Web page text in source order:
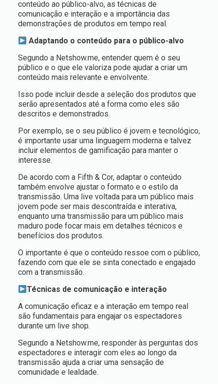
conteúdo ao público-alvo, as técnicas de
comunicação e interação e a importância das
demonstrações de produtos em tempo real.
Adaptando o conteúdo para o público-alvo
Segundo a Netshow.me, entender quem é o seu
público e o que ele valoriza pode ajudar a criar um
conteúdo mais relevante e envolvente.
Isso pode incluir desde a seleção dos produtos que
serão apresentados até a forma como eles são
descritos e demonstrados.
Por exemplo, se o seu público é jovem e tecnológico,
é importante usar uma linguagem moderna e talvez
incluir elementos de gamificação para manter o
interesse.
De acordo com a Fifth & Cor, adaptar o conteúdo
também envolve ajustar o formato e o estilo da
transmissão. Uma live voltada para um público mais
jovem pode ser mais descontraída e interativa,
enquanto uma transmissão para um público mais
maduro pode focar mais em detalhes técnicos e
benefícios dos produtos.
O importante é que o conteúdo ressoe com o público,
fazendo com que ele se sinta conectado e engajado
com a transmissão.
Técnicas de comunicação e interação
A comunicação eficaz e a interação em tempo real
são fundamentais para engajar os espectadores
durante um live shop.
Segundo a Netshow.me, responder às perguntas dos
espectadores e interagir com eles ao longo da
transmissão ajuda a criar uma sensação de
comunidade e lealdade.